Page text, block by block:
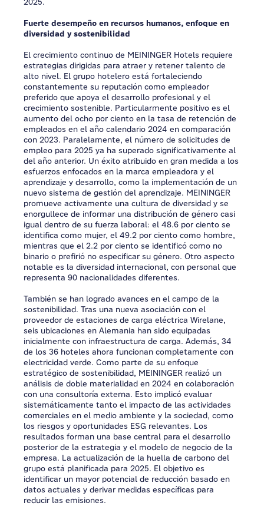
Fuerte desempeño en recursos humanos, enfoque en
diversidad y sostenibilidad
El crecimiento continuo de MEININGER Hotels requiere
estrategias dirigidas para atraer y retener talento de
alto nivel. El grupo hotelero está fortaleciendo
constantemente su reputación como empleador
preferido que apoya el desarrollo profesional y el
crecimiento sostenible. Particularmente positivo es el
aumento del ocho por ciento en la tasa de retención de
empleados en el año calendario 2024 en comparación
con 2023. Paralelamente, el número de solicitudes de
empleo para 2025 ya ha superado significativamente al
del año anterior. Un éxito atribuido en gran medida a los
esfuerzos enfocados en la marca empleadora y el
aprendizaje y desarrollo, como la implementación de un
nuevo sistema de gestión del aprendizaje. MEININGER
promueve activamente una cultura de diversidad y se
enorgullece de informar una distribución de género casi
igual dentro de su fuerza laboral: el 48.6 por ciento se
identifica como mujer, el 49.2 por ciento como hombre,
mientras que el 2.2 por ciento se identificó como no
binario o prefirió no especificar su género. Otro aspecto
notable es la diversidad internacional, con personal que
representa 90 nacionalidades diferentes.
También se han logrado avances en el campo de la
sostenibilidad. Tras una nueva asociación con el
proveedor de estaciones de carga eléctrica Wirelane,
seis ubicaciones en Alemania han sido equipadas
inicialmente con infraestructura de carga. Además, 34
de los 36 hoteles ahora funcionan completamente con
electricidad verde. Como parte de su enfoque
estratégico de sostenibilidad, MEININGER realizó un
análisis de doble materialidad en 2024 en colaboración
con una consultoría externa. Esto implicó evaluar
sistemáticamente tanto el impacto de las actividades
comerciales en el medio ambiente y la sociedad, como
los riesgos y oportunidades ESG relevantes. Los
resultados forman una base central para el desarrollo
posterior de la estrategia y el modelo de negocio de la
empresa. La actualización de la huella de carbono del
grupo está planificada para 2025. El objetivo es
identificar un mayor potencial de reducción basado en
datos actuales y derivar medidas específicas para
reducir las emisiones.